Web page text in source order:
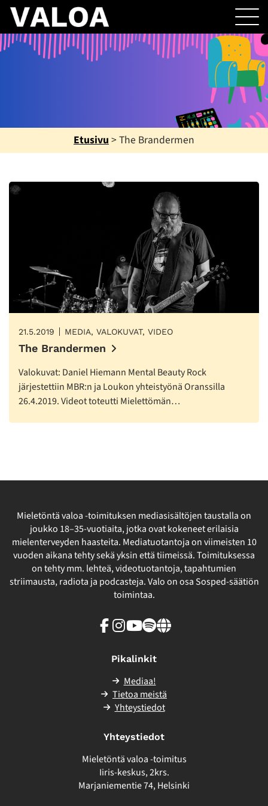
Etusivu > The Brandermen
21.5.2019 MEDIA, VALOKUVAT, VIDEO
The Brandermen
Valokuvat: Daniel Hiemann Mental Beauty Rock
järjestettiin MBR:n ja Loukon yhteistyönä Oranssilla
26.4.2019. Videot toteutti Mielettömän…
Mieletöntä valoa -toimituksen mediasisältöjen taustalla on
joukko 18–35-vuotiaita, jotka ovat kokeneet erilaisia
mielenterveyden haasteita. Mediatuotantoja on viimeisten 10
vuoden aikana tehty sekä yksin että tiimeissä. Toimituksessa
on tehty mm. lehteä, videotuotantoja, tapahtumien
striimausta, radiota ja podcasteja. Valo on osa Sosped-säätiön
toimintaa.
Facebook
Instagram
Youtube
SpotifyLinkki
Pikalinkit
Mediaa!
Tietoa meistä
Yhteystiedot
Yhteystiedot
Mieletöntä valoa -toimitus
Iiris-keskus, 2krs.
Marjaniementie 74, Helsinki